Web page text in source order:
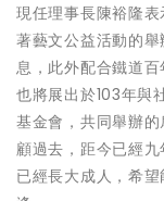
現任理事長陳裕隆
著藝文公益活動的
息，此外配合鐵道
也將展出於103年與
基金會，共同舉辦
顧過去，距今已經
已經長大成人，希